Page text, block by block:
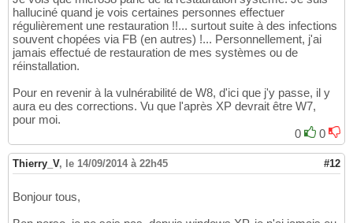
halluciné quand je vois certaines personnes effectuer
régulièrement une restauration !!... surtout suite à des infections
souvent chopées via FB (en autres) !... Personnellement, j'ai
jamais effectué de restauration de mes systèmes ou de
réinstallation.
Pour en revenir à la vulnérabilité de W8, d'ici que j'y passe, il y
aura eu des corrections. Vu que l'après XP devrait être W7,
pour moi.
0
0
Thierry_V, le 14/09/2014 à 22h45 #12
Bonjour tous,